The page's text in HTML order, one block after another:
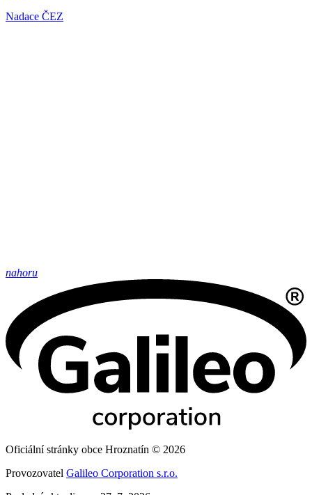
Nadace ČEZ
nahoru
Oficiální stránky obce Hroznatín © 2026
Provozovatel Galileo Corporation s.r.o.